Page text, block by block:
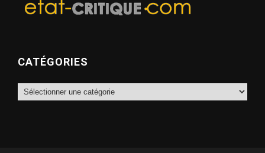
CATÉGORIES
Catégories